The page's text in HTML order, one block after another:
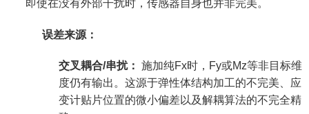
即使在没有外部干扰时，传感器自身也并非完美。
误差来源：
交叉耦合/串扰： 施加纯Fx时，Fy或Mz等非目标维
度仍有输出。这源于弹性体结构加工的不完美、应
变计贴片位置的微小偏差以及解耦算法的不完全精